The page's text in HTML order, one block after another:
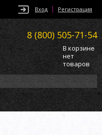
Вход Регистрация
8 (800) 505-71-54
В корзине
нет
товаров